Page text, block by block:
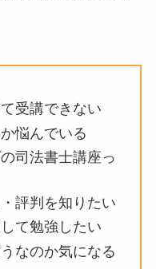
受講できない
悩んでいる
司法書士講座っ
評判を知りたい
て勉強したい
なのか気になる